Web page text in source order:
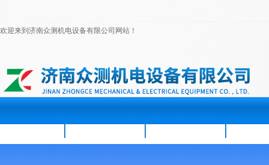
欢迎来到济南众测机电设备有限公司网站！